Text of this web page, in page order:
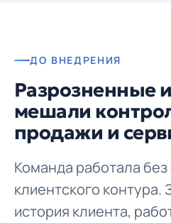
ДО ВНЕДРЕНИЯ
Разрозненные
мешали
продажи и
Команда работала
клиентского контура.
история клиента,